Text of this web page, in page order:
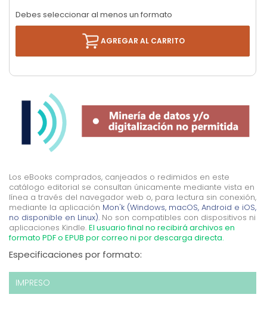
Debes seleccionar al menos un formato
AGREGAR AL CARRITO
Los eBooks comprados, canjeados o redimidos en este
catálogo editorial se consultan únicamente mediante vista en
línea a través del navegador web o, para lectura sin conexión,
mediante la aplicación Mon'k (Windows, macOS, Android e iOS,
no disponible en Linux). No son compatibles con dispositivos ni
aplicaciones Kindle. El usuario final no recibirá archivos en
formato PDF o EPUB por correo ni por descarga directa.
Especificaciones por formato:
IMPRESO